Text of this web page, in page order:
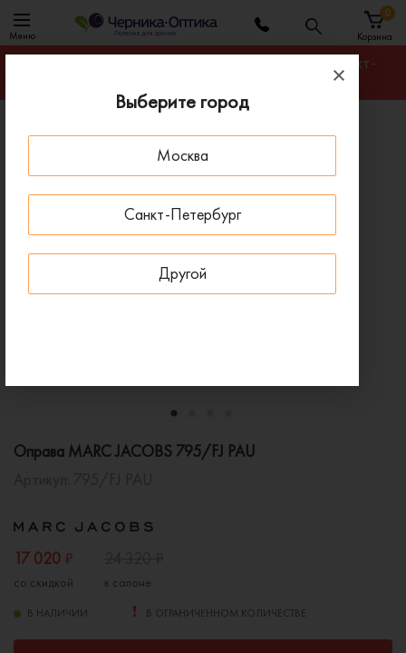
Выберите город
Москва
Санкт-Петербург
Другой
Меню Корзина
0
Гарантируем лучшую цену на любую оправу в Санкт-
Главная
Оправы для очков
Оправа MARC JACOBS 795/FJ PAU
Оправа MARC JACOBS 795/FJ PAU
17 020 ₽
со скидкой в салоне
В НАЛИЧИИ В ОГРАНИЧЕННОМ КОЛИЧЕСТВЕ
- 30 % ДО 15 АВГУСТА